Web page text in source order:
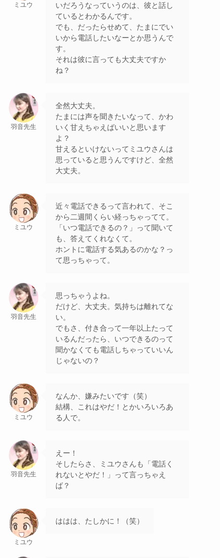
ミユウ
いだろうなっていうのは、彼と話し
ているとわかるんです。
でも、だったらせめて、たまにでい
いから電話したいなーとか思うんで
す。
それは彼に言っても大丈夫ですか
ね？
羽音先生
全然大丈夫。
たまには声を聞きたいなって、かわ
いく甘えちゃえばいいと思います
よ？
甘えるといけないってミユウさんは
思っていると思うんですけど、全然
大丈夫。
ミユウ
近々電話できるって言われて、そこ
から二週間くらい経っちゃってて。
「いつ電話できるの？」って聞いて
も、答えてくれなくて。
ホントに電話する気あるのかな？っ
て思っちゃって。
羽音先生
思っちゃうよね。
だけど、大丈夫。気持ちは離れてな
い。
でもさ、付き合って一年以上たって
いるんだったら、いつできるのって
聞かなくても電話しちゃっていいん
じゃないの？
ミユウ
なんか、嫌みたいです（笑）
結構、これはやだ！とかいろいろあ
る人で。
羽音先生
えー！
そしたらさ、ミユウさんも「電話く
れないとやだ！」って言っちゃえ
ば？
ミユウ
ははは、たしかに！（笑）